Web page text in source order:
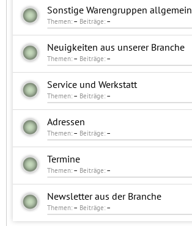
Sonstige Warengruppen allgemein
Themen: – Beiträge: –
Neuigkeiten aus unserer Branche
Themen: – Beiträge: –
Service und Werkstatt
Themen: – Beiträge: –
Adressen
Themen: – Beiträge: –
Termine
Themen: – Beiträge: –
Newsletter aus der Branche
Themen: – Beiträge: –